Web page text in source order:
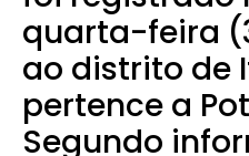
quarta-feira
ao distrito de
pertence a
Segundo